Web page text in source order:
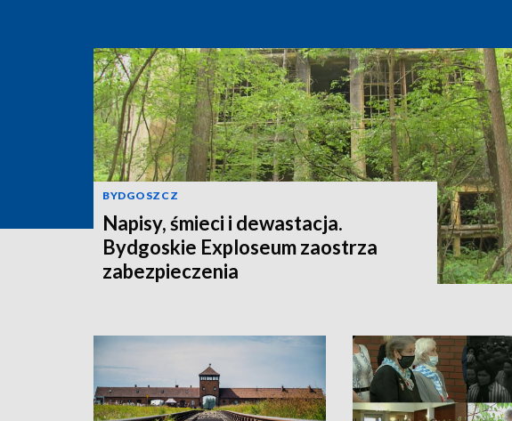
BYDGOSZCZ
Napisy, śmieci i dewastacja.
Bydgoskie Exploseum zaostrza
zabezpieczenia